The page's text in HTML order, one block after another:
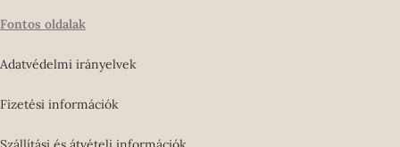
Fontos oldalak
Adatvédelmi irányelvek
Fizetési információk